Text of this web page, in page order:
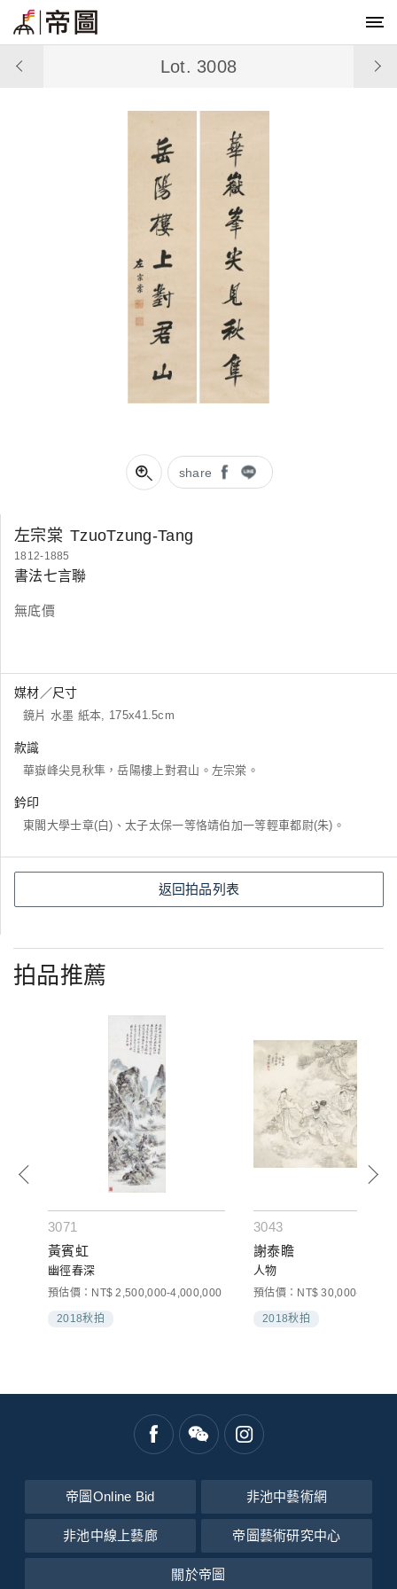
share
Lot. 3008
左宗棠 TzuoTzung-Tang
1812-1885
書法七言聯
無底價
媒材／尺寸
鏡片 水墨 紙本, 175x41.5cm
款識
華嶽峰尖見秋隼，岳陽樓上對君山。左宗棠。
鈐印
東閣大學士章(白)、太子太保一等恪靖伯加一等輕車都尉(朱)。
返回拍品列表
拍品推薦
3071
黃賓虹
幽徑春深
預估價：NT$ 2,500,000-4,000,000
2018秋拍
3043
謝泰瞻
人物
預估價：NT$ 30,000-50,000
2018秋拍
帝圖Online Bid 非池中藝術網
非池中線上藝廊 帝圖藝術研究中心
關於帝圖